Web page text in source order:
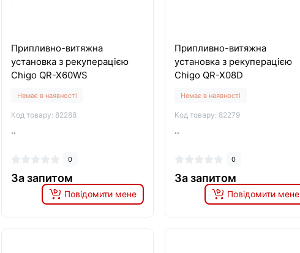
Припливно-витяжна
установка з рекуперацією
Chigo QR-X60WS
Немає в наявності
Код товару: 82288
..
0
За запитом
Повідомити мене
Припливно-витяжна
установка з рекуперацією
Chigo QR-X08D
Немає в наявності
Код товару: 82279
..
0
За запитом
Повідомити мене